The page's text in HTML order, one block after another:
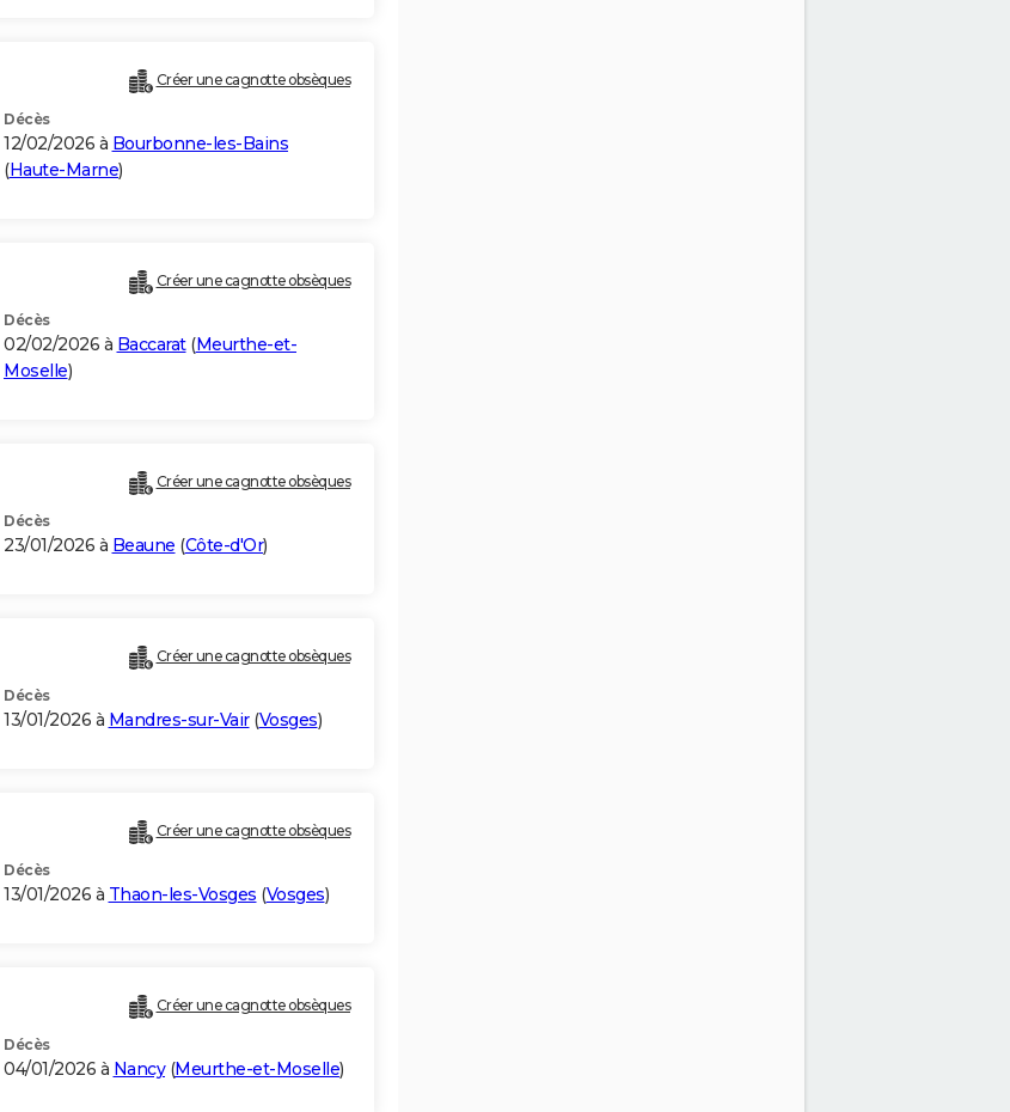
Créer une cagnotte obsèques
Décès
12/02/2026 à Bourbonne-les-Bains
(Haute-Marne)
Créer une cagnotte obsèques
Décès
02/02/2026 à Baccarat(Meurthe-et-
Moselle)
Créer une cagnotte obsèques
Décès
23/01/2026 à Beaune (Côte-d'Or)
Créer une cagnotte obsèques
Décès
13/01/2026 à Mandres-sur-Vair(Vosges)
Créer une cagnotte obsèques
Décès
13/01/2026 à Thaon-les-Vosges (Vosges)
Créer une cagnotte obsèques
Décès
04/01/2026 à Nancy(Meurthe-et-Moselle)